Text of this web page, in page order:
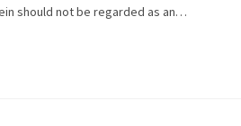
should not be regarded as an…